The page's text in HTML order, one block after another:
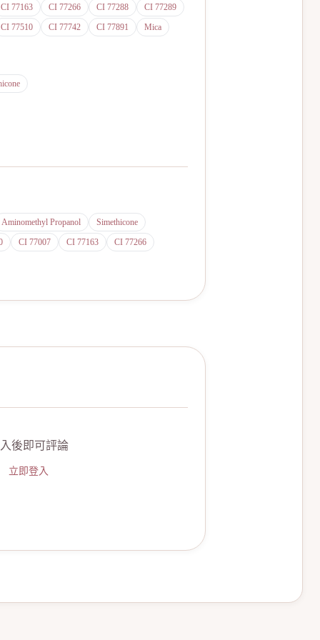
CI 77163 CI 77266 CI 77288
CI 77289
CI 77510 CI 77742 CI 77891 Mica
Aminomethyl Propanol
Simethicone
CI 77007 CI 77163
CI 77266
後即可評論
立即登入